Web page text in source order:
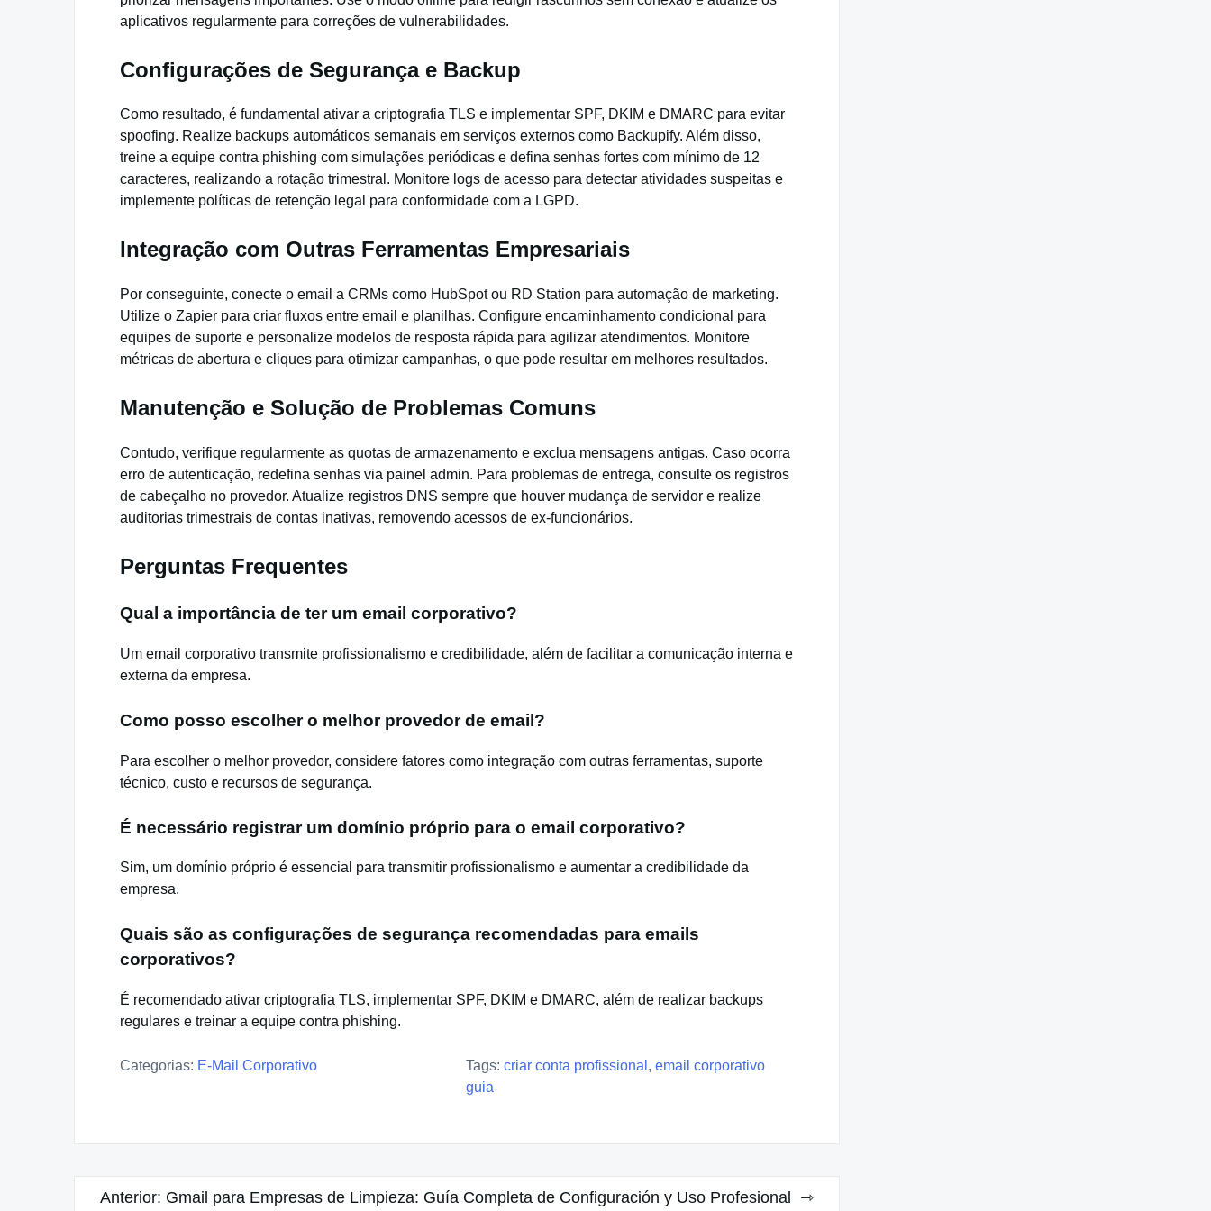
aplicativos regularmente para correções de vulnerabilidades.
Configurações de Segurança e Backup
Como resultado, é fundamental ativar a criptografia TLS e implementar SPF, DKIM e DMARC para evitar
spoofing. Realize backups automáticos semanais em serviços externos como Backupify. Além disso,
treine a equipe contra phishing com simulações periódicas e defina senhas fortes com mínimo de 12
caracteres, realizando a rotação trimestral. Monitore logs de acesso para detectar atividades suspeitas e
implemente políticas de retenção legal para conformidade com a LGPD.
Integração com Outras Ferramentas Empresariais
Por conseguinte, conecte o email a CRMs como HubSpot ou RD Station para automação de marketing.
Utilize o Zapier para criar fluxos entre email e planilhas. Configure encaminhamento condicional para
equipes de suporte e personalize modelos de resposta rápida para agilizar atendimentos. Monitore
métricas de abertura e cliques para otimizar campanhas, o que pode resultar em melhores resultados.
Manutenção e Solução de Problemas Comuns
Contudo, verifique regularmente as quotas de armazenamento e exclua mensagens antigas. Caso ocorra
erro de autenticação, redefina senhas via painel admin. Para problemas de entrega, consulte os registros
de cabeçalho no provedor. Atualize registros DNS sempre que houver mudança de servidor e realize
auditorias trimestrais de contas inativas, removendo acessos de ex-funcionários.
Perguntas Frequentes
Qual a importância de ter um email corporativo?
Um email corporativo transmite profissionalismo e credibilidade, além de facilitar a comunicação interna e
externa da empresa.
Como posso escolher o melhor provedor de email?
Para escolher o melhor provedor, considere fatores como integração com outras ferramentas, suporte
técnico, custo e recursos de segurança.
É necessário registrar um domínio próprio para o email corporativo?
Sim, um domínio próprio é essencial para transmitir profissionalismo e aumentar a credibilidade da
empresa.
Quais são as configurações de segurança recomendadas para emails
corporativos?
É recomendado ativar criptografia TLS, implementar SPF, DKIM e DMARC, além de realizar backups
regulares e treinar a equipe contra phishing.
Categorias: E-Mail Corporativo Tags: criar conta profissional , email corporativo
guia
Navegação
Anterior: Gmail para Empresas de Limpieza: Guía Completa de Configuración y Uso Profesional